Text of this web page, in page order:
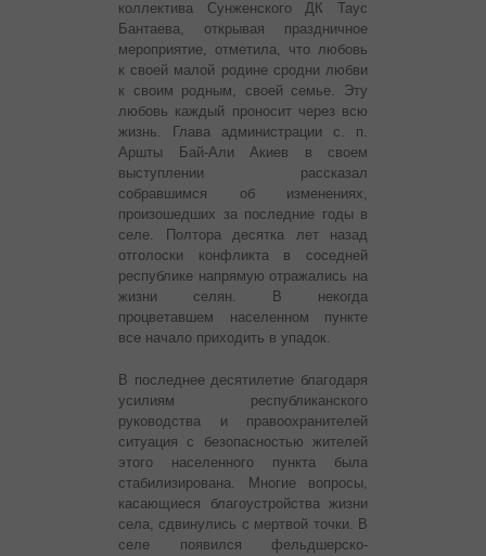
коллектива Сунженского ДК Таус
Бантаева, открывая праздничное
мероприятие, отметила, что любовь
к своей малой родине сродни любви
к своим родным, своей семье. Эту
любовь каждый проносит через всю
жизнь. Глава администрации с. п.
Аршты Бай-Али Акиев в своем
выступлении рассказал
собравшимся об изменениях,
произошедших за последние годы в
селе. Полтора десятка лет назад
отголоски конфликта в соседней
республике напрямую отражались на
жизни селян. В некогда
процветавшем населенном пункте
все начало приходить в упадок.
В последнее десятилетие благодаря
усилиям республиканского
руководства и правоохранителей
ситуация с безопасностью жителей
этого населенного пункта была
стабилизирована. Многие вопросы,
касающиеся благоустройства жизни
села, сдвинулись с мертвой точки. В
селе появился фельдшерско-